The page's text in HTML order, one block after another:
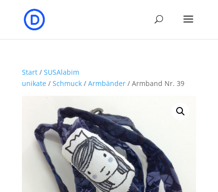
Start/ SUSAlabim
unikate/ Schmuck/ Armbänder/ Armband Nr. 39